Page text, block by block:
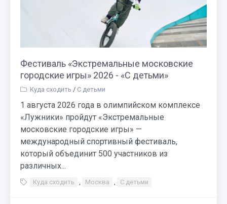
Фестиваль «Экстремальные московские
городские игры» 2026 - «С детьми»
Куда сходить / С детьми
1 августа 2026 года в олимпийском комплексе
«Лужники» пройдут «Экстремальные
московские городские игры» —
международный спортивный фестиваль,
который объединит 500 участников из
различных...
Куда сходить , Москва , С детьми